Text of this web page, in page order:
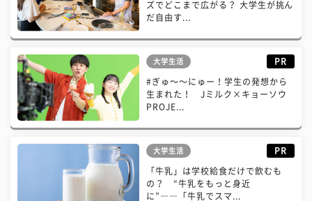
ズでどこまで広がる？ 大学生が挑ん
だ自由す...
大学生活 PR
#ぎゅ〜〜にゅー！学生の発想から
生まれた！ Jミルク×キョーソウ
PROJE...
大学生活 PR
「牛乳」は学校給食だけで飲むも
の？ “牛乳をもっと身近
に”――「牛乳でスマ...